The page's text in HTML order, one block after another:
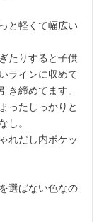
と軽くて幅広い
たりすると子供
ラインに収めて
き締めてます。
ったしっかりと
し。
れだし内ポケッ
選ばない色なの